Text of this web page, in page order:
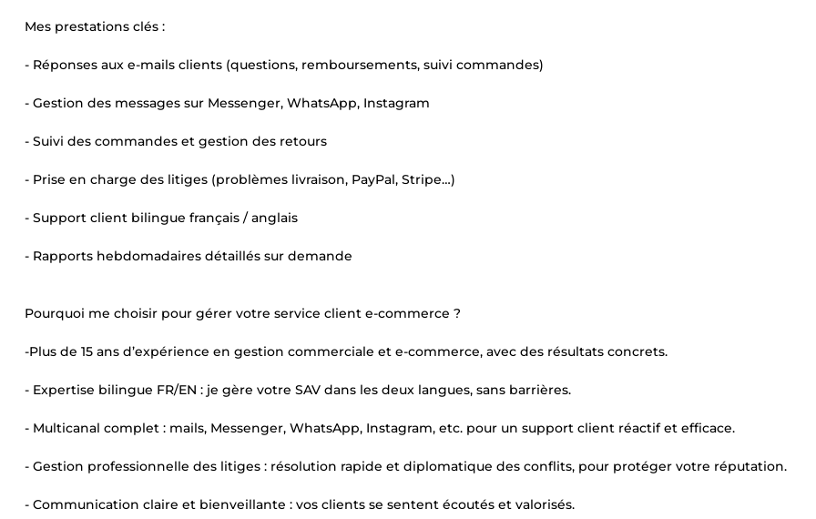
Mes prestations clés :
- Réponses aux e-mails clients (questions, remboursements, suivi commandes)
- Gestion des messages sur Messenger, WhatsApp, Instagram
- Suivi des commandes et gestion des retours
- Prise en charge des litiges (problèmes livraison, PayPal, Stripe…)
- Support client bilingue français / anglais
- Rapports hebdomadaires détaillés sur demande
Pourquoi me choisir pour gérer votre service client e-commerce ?
-Plus de 15 ans d’expérience en gestion commerciale et e-commerce, avec des résultats concrets.
- Expertise bilingue FR/EN : je gère votre SAV dans les deux langues, sans barrières.
- Multicanal complet : mails, Messenger, WhatsApp, Instagram, etc. pour un support client réactif et efficace.
- Gestion professionnelle des litiges : résolution rapide et diplomatique des conflits, pour protéger votre réputation.
- Communication claire et bienveillante : vos clients se sentent écoutés et valorisés.